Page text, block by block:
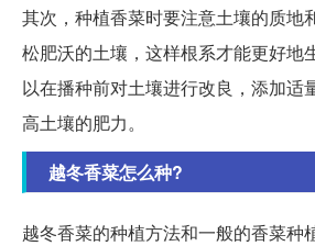
其次，种植香菜时要注意土壤的质地
松肥沃的土壤，这样根系才能更好地
以在播种前对土壤进行改良，添加适
高土壤的肥力。
越冬香菜怎么种?
越冬香菜的种植方法和一般的香菜种